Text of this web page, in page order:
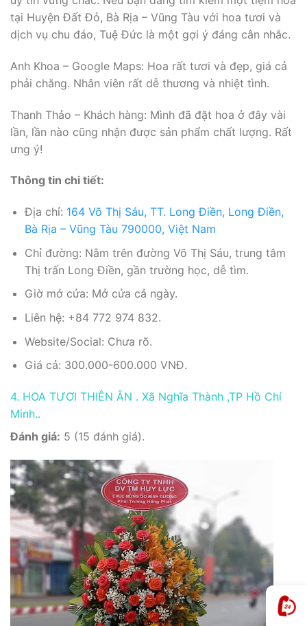
tại Huyện Đất Đỏ, Bà Rịa – Vũng Tàu với hoa tươi và
dịch vụ chu đáo, Tuệ Đức là một gợi ý đáng cân nhắc.
Anh Khoa – Google Maps: Hoa rất tươi và đẹp, giá cả
phải chăng. Nhân viên rất dễ thương và nhiệt tình.
Thanh Thảo – Khách hàng: Mình đã đặt hoa ở đây vài
lần, lần nào cũng nhận được sản phẩm chất lượng. Rất
ưng ý!
Thông tin chi tiết:
Địa chỉ: 164 Võ Thị Sáu, TT. Long Điền, Long Điền,
Bà Rịa – Vũng Tàu 790000, Việt Nam
Chỉ đường: Nằm trên đường Võ Thị Sáu, trung tâm
Thị trấn Long Điền, gần trường học, dễ tìm.
Giờ mở cửa: Mở cửa cả ngày.
Liên hệ: +84 772 974 832.
Website/Social: Chưa rõ.
Giá cả: 300.000-600.000 VNĐ.
4. HOA TƯƠI THIÊN ÂN . Xã Nghĩa Thành ,TP Hồ Chí
Minh..
Đánh giá: 5 (15 đánh giá).